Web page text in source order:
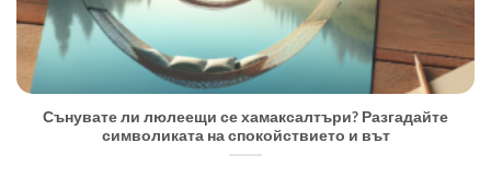
Сънувате ли люлеещи се хамаксалтъри? Разгадайте
символиката на спокойствието и вът